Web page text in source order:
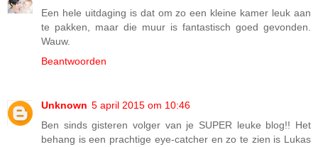
Een hele uitdaging is dat om zo een kleine kamer leuk aan
te pakken, maar die muur is fantastisch goed gevonden.
Wauw.
Beantwoorden
Unknown 5 april 2015 om 10:46
Ben sinds gisteren volger van je SUPER leuke blog!! Het
behang is een prachtige eye-catcher en zo te zien is Lukas